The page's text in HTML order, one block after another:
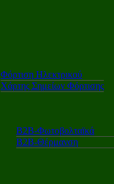
Φόρτιση Ηλεκτρικού
Χάρτης Σημείων Φόρτισης
Β2Β-Φωτοβολταϊκά
Β2Β-Θέρμανση